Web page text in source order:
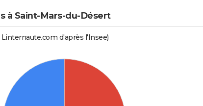
à Saint-Mars-du-Désert
d'après l'Insee)